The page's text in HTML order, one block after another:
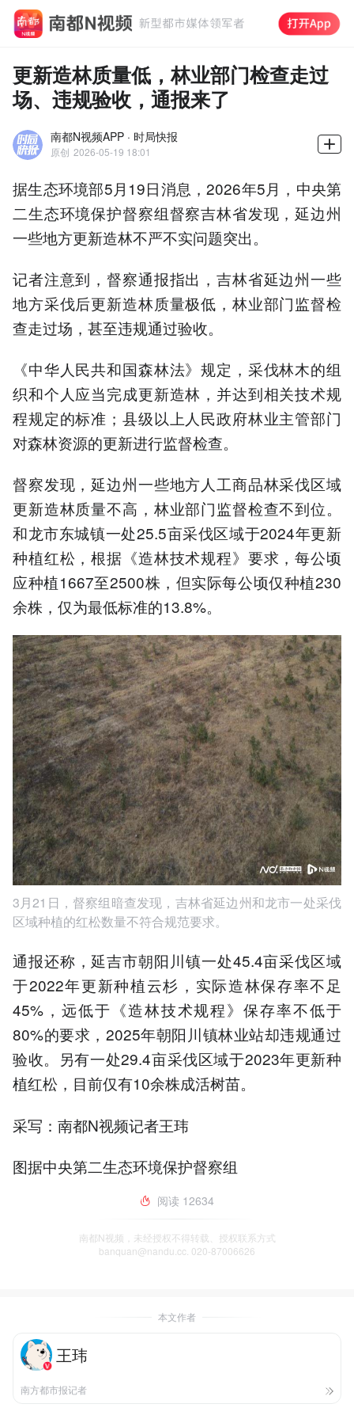
更新造林质量低，林业部门检查走过
场、违规验收，通报来了
南都N视频APP · 时局快报
原创 2026-05-19 18:01
据生态环境部5月19日消息，2026年5月，中央第
二生态环境保护督察组督察吉林省发现，延边州
一些地方更新造林不严不实问题突出。
记者注意到，督察通报指出，吉林省延边州一些
地方采伐后更新造林质量极低，林业部门监督检
查走过场，甚至违规通过验收。
《中华人民共和国森林法》规定，采伐林木的组
织和个人应当完成更新造林，并达到相关技术规
程规定的标准；县级以上人民政府林业主管部门
对森林资源的更新进行监督检查。
督察发现，延边州一些地方人工商品林采伐区域
更新造林质量不高，林业部门监督检查不到位。
和龙市东城镇一处25.5亩采伐区域于2024年更新
种植红松，根据《造林技术规程》要求，每公顷
应种植1667至2500株，但实际每公顷仅种植230
余株，仅为最低标准的13.8%。
3月21日，督察组暗查发现，吉林省延边州和龙市一处采伐
区域种植的红松数量不符合规范要求。
通报还称，延吉市朝阳川镇一处45.4亩采伐区域
于2022年更新种植云杉，实际造林保存率不足
45%，远低于《造林技术规程》保存率不低于
80%的要求，2025年朝阳川镇林业站却违规通过
验收。另有一处29.4亩采伐区域于2023年更新种
植红松，目前仅有10余株成活树苗。
采写：南都N视频记者王玮
图据中央第二生态环境保护督察组
阅读 12634
南都N视频，未经授权不得转载、授权联系方式
banquan@nandu.cc. 020-87006626
本文作者
王玮
南方都市报记者